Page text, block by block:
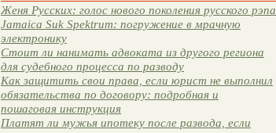
Женя Русских: голос нового поколения русского рэпа
Jamaica Suk Spektrum: погружение в мрачную
электронику
Стоит ли нанимать адвоката из другого региона
для судебного процесса по разводу
Как защитить свои права, если юрист не выполнил
обязательства по договору: подробная и
пошаговая инструкция
Платят ли мужья ипотеку после развода, если